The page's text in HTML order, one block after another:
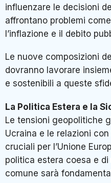
influenzare le decisioni
affrontano problemi
l’inflazione e il debito
Le nuove composizioni
dovranno lavorare
e sostenibili a queste
La Politica Estera e la
Le tensioni geopolitiche
Ucraina e le relazioni
cruciali per l’Unione
politica estera coesa e
comune sarà